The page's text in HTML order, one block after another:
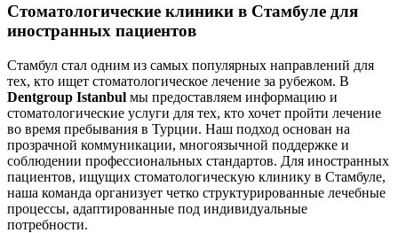
Стоматологические клиники в Стамбуле для
иностранных пациентов
Стамбул стал одним из самых популярных направлений для
тех, кто ищет стоматологическое лечение за рубежом. В
Dentgroup Istanbul мы предоставляем информацию и
стоматологические услуги для тех, кто хочет пройти лечение
во время пребывания в Турции. Наш подход основан на
прозрачной коммуникации, многоязычной поддержке и
соблюдении профессиональных стандартов. Для иностранных
пациентов, ищущих стоматологическую клинику в Стамбуле,
наша команда организует четко структурированные лечебные
процессы, адаптированные под индивидуальные
потребности.